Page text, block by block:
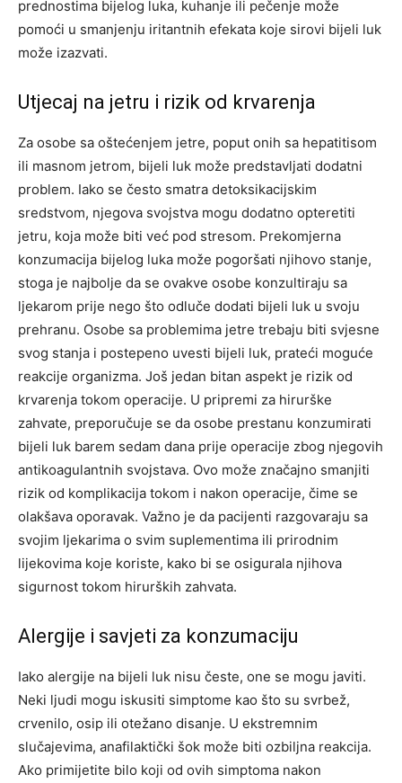
prednostima bijelog luka, kuhanje ili pečenje može
pomoći u smanjenju iritantnih efekata koje sirovi bijeli luk
može izazvati.
Utjecaj na jetru i rizik od krvarenja
Za osobe sa oštećenjem jetre, poput onih sa hepatitisom
ili masnom jetrom, bijeli luk može predstavljati dodatni
problem. Iako se često smatra detoksikacijskim
sredstvom, njegova svojstva mogu dodatno opteretiti
jetru, koja može biti već pod stresom. Prekomjerna
konzumacija bijelog luka može pogoršati njihovo stanje,
stoga je najbolje da se ovakve osobe konzultiraju sa
ljekarom prije nego što odluče dodati bijeli luk u svoju
prehranu. Osobe sa problemima jetre trebaju biti svjesne
svog stanja i postepeno uvesti bijeli luk, prateći moguće
reakcije organizma. Još jedan bitan aspekt je rizik od
krvarenja tokom operacije. U pripremi za hirurške
zahvate, preporučuje se da osobe prestanu konzumirati
bijeli luk barem sedam dana prije operacije zbog njegovih
antikoagulantnih svojstava. Ovo može značajno smanjiti
rizik od komplikacija tokom i nakon operacije, čime se
olakšava oporavak. Važno je da pacijenti razgovaraju sa
svojim ljekarima o svim suplementima ili prirodnim
lijekovima koje koriste, kako bi se osigurala njihova
sigurnost tokom hirurških zahvata.
Alergije i savjeti za konzumaciju
Iako alergije na bijeli luk nisu česte, one se mogu javiti.
Neki ljudi mogu iskusiti simptome kao što su svrbež,
crvenilo, osip ili otežano disanje. U ekstremnim
slučajevima, anafilaktički šok može biti ozbiljna reakcija.
Ako primijetite bilo koji od ovih simptoma nakon